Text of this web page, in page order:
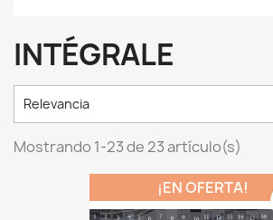
INTÉGRALE
Relevancia
Mostrando 1-23 de 23 artículo(s)
¡EN OFERTA!